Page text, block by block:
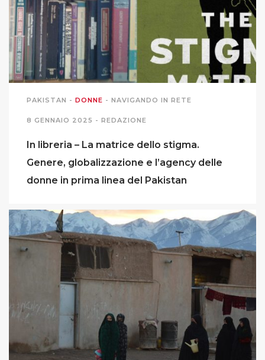
PAKISTAN - DONNE - NAVIGANDO IN RETE
8 GENNAIO 2025 - REDAZIONE
In libreria – La matrice dello stigma.
Genere, globalizzazione e l’agency delle
donne in prima linea del Pakistan